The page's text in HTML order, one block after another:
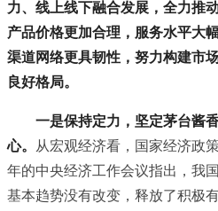
力、线上线下融合发展，全力推
产品价格更加合理，服务水平大
渠道网络更具韧性，努力构建市
良好格局。
一是保持定力，坚定茅台酱
心。
从宏观经济看，国家经济政
年的中央经济工作会议指出，我
基本趋势没有改变，释放了积极